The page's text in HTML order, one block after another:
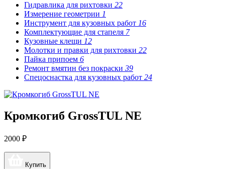
Гидравлика для рихтовки 22
Измерение геометрии 1
Инструмент для кузовных работ 16
Комплектующие для стапеля 7
Кузовные клещи 12
Молотки и правки для рихтовки 22
Пайка припоем 6
Ремонт вмятин без покраски 39
Спецоснастка для кузовных работ 24
Кромкогиб GrossTUL NE
2000 ₽
Купить